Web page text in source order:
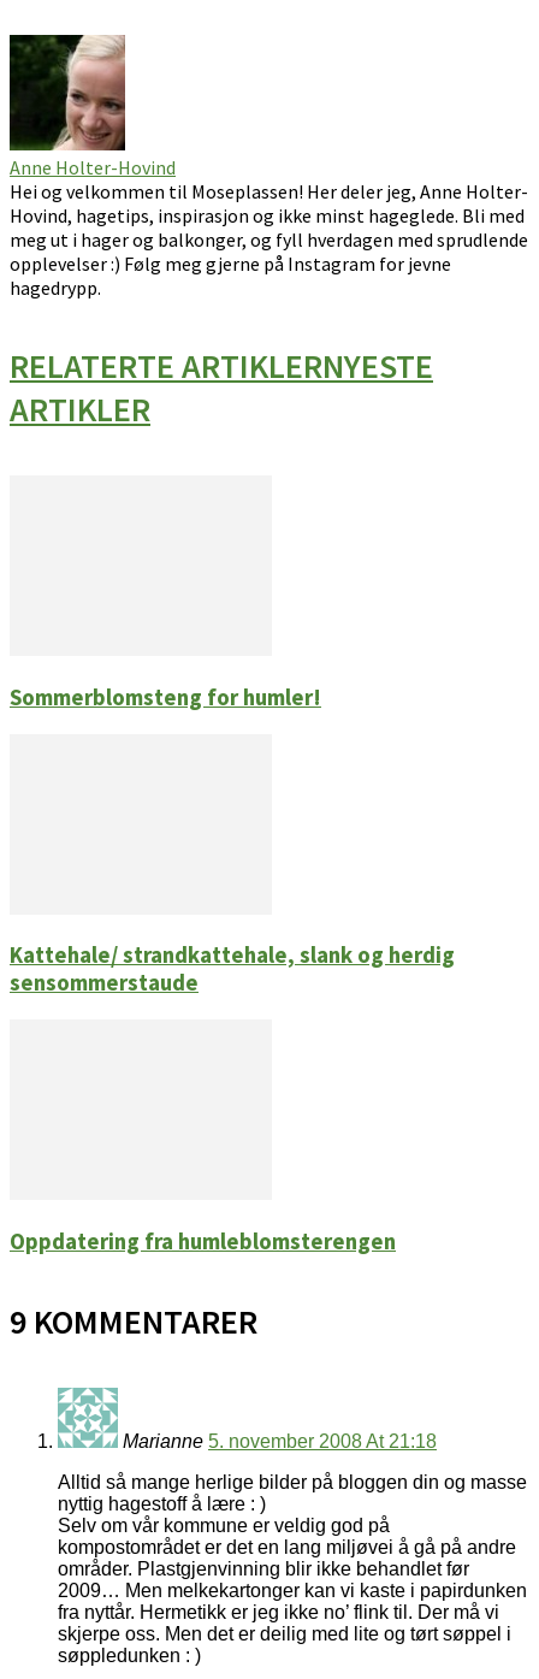
Anne Holter-Hovind
Hei og velkommen til Moseplassen! Her deler jeg, Anne Holter-
Hovind, hagetips, inspirasjon og ikke minst hageglede. Bli med
meg ut i hager og balkonger, og fyll hverdagen med sprudlende
opplevelser :) Følg meg gjerne på Instagram for jevne
hagedrypp.
RELATERTE ARTIKLERNYESTE
ARTIKLER
Sommerblomsteng for humler!
Kattehale/ strandkattehale, slank og herdig
sensommerstaude
Oppdatering fra humleblomsterengen
9 KOMMENTARER
Marianne 5. november 2008 At 21:18
Alltid så mange herlige bilder på bloggen din og masse
nyttig hagestoff å lære : )
Selv om vår kommune er veldig god på
kompostområdet er det en lang miljøvei å gå på andre
områder. Plastgjenvinning blir ikke behandlet før
2009… Men melkekartonger kan vi kaste i papirdunken
fra nyttår. Hermetikk er jeg ikke no’ flink til. Der må vi
skjerpe oss. Men det er deilig med lite og tørt søppel i
søppledunken : )